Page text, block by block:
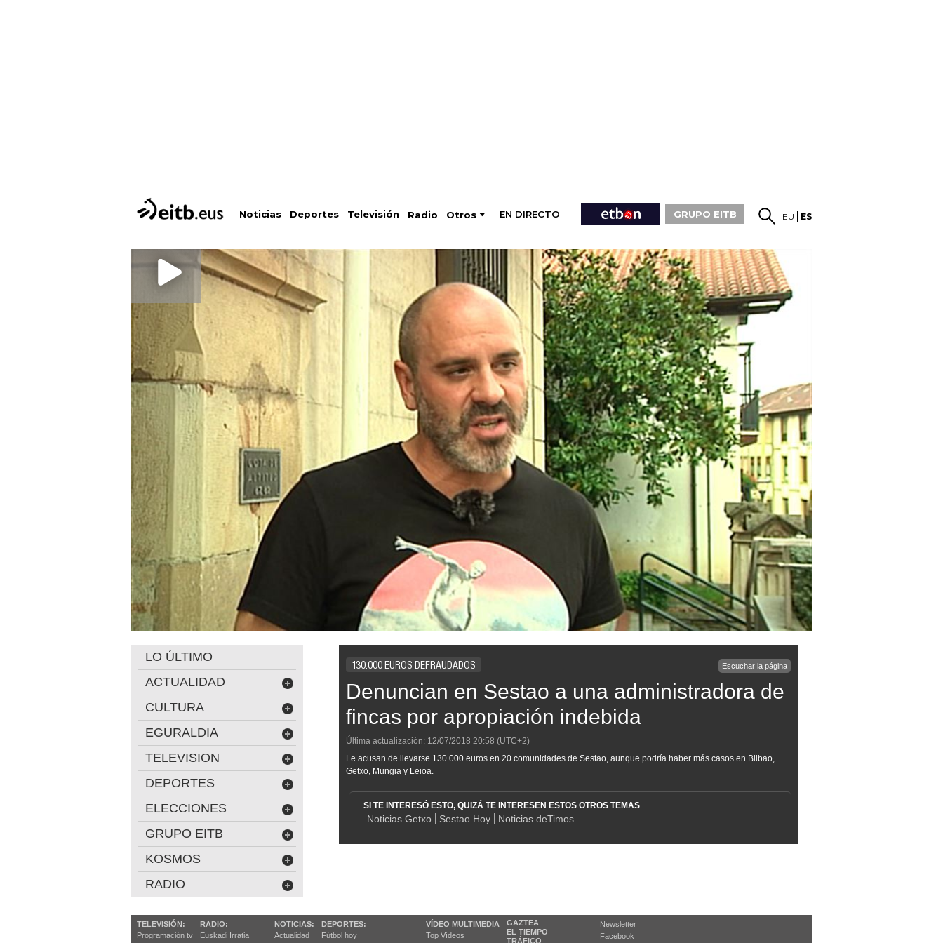
Noticias Deportes Televisión Radio Otros EN DIRECTO GRUPO EITB EU ES
130.000 EUROS DEFRAUDADOS Escuchar la página
Denuncian en Sestao a una administradora de
fincas por apropiación indebida
Última actualización: 12/07/2018 20:58 (UTC+2)
Le acusan de llevarse 130.000 euros en 20 comunidades de Sestao, aunque podría haber más casos en Bilbao,
Getxo, Mungia y Leioa.
SI TE INTERESÓ ESTO, QUIZÁ TE INTERESEN ESTOS OTROS TEMAS
Noticias Getxo Sestao Hoy Noticias deTimos
LO ÚLTIMO
ACTUALIDAD
CULTURA
EGURALDIA
TELEVISION
DEPORTES
ELECCIONES
GRUPO EITB
KOSMOS
RADIO
TELEVISIÓN:
Programación tv
RADIO:
Euskadi Irratia
NOTICIAS:
Actualidad
DEPORTES:
Fútbol hoy
VÍDEO MULTIMEDIA
Top Vídeos
GAZTEA
EL TIEMPO
TRÁFICO
Newsletter
Facebook